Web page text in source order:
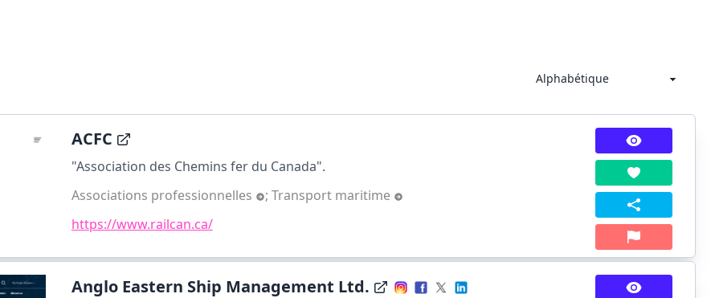
ACFC
"Association des Chemins fer du Canada".
Associations professionnelles
; Transport maritime
https://www.railcan.ca/
Anglo Eastern Ship Management Ltd.